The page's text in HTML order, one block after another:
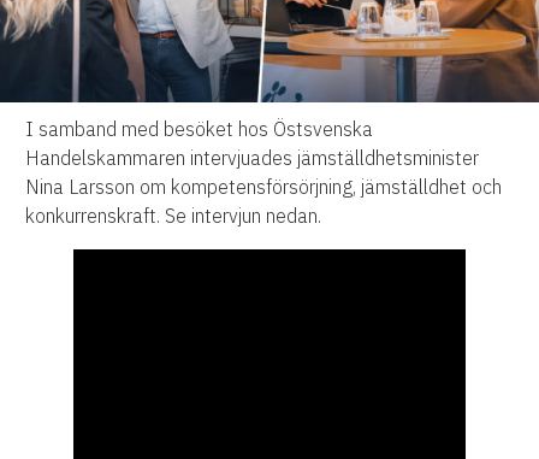
I samband med besöket hos Östsvenska
Handelskammaren intervjuades jämställdhetsminister
Nina Larsson om kompetensförsörjning, jämställdhet och
konkurrenskraft. Se intervjun nedan.